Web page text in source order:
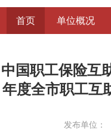
首页 单位概况
中国职工保险互
年度全市职工互
发布单位